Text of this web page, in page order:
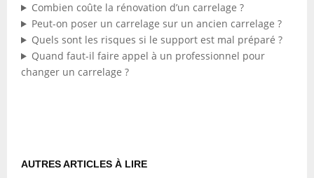
Combien coûte la rénovation d’un carrelage ?
Peut-on poser un carrelage sur un ancien carrelage ?
Quels sont les risques si le support est mal préparé ?
Quand faut-il faire appel à un professionnel pour
changer un carrelage ?
AUTRES ARTICLES À LIRE